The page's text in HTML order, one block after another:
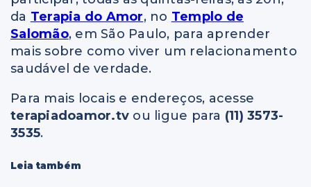
da Terapia do Amor, no Templo de
Salomão, em São Paulo, para aprender
mais sobre como viver um relacionamento
saudável de verdade.
Para mais locais e endereços, acesse
terapiadoamor.tv ou ligue para (11) 3573-
3535.
Leia também